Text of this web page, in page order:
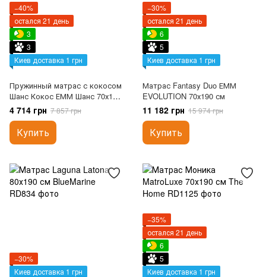
−40%
остался 21 день
3
3
Киев доставка 1 грн
Пружинный матрас с кокосом
Шанс Кокос ЕММ Шанс 70х190
см
4 714 грн 7 857 грн
Купить
−30%
остался 21 день
6
5
Киев доставка 1 грн
Матрас Fantasy Duo ЕММ
EVOLUTION 70х190 см
11 182 грн 15 974 грн
Купить
−30%
Киев доставка 1 грн
−35%
остался 21 день
6
5
Киев доставка 1 грн